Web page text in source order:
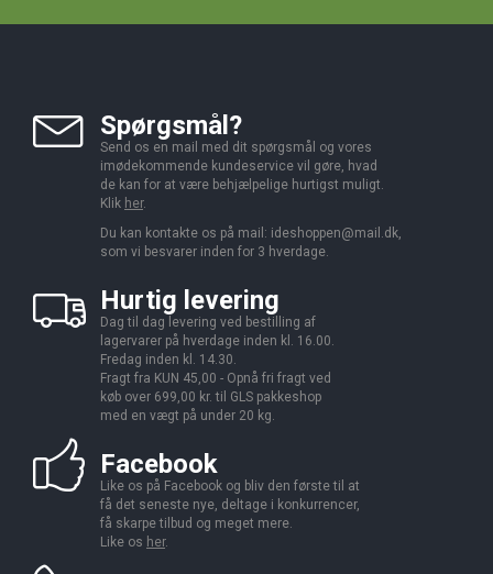
Spørgsmål?
Send os en mail med dit spørgsmål og vores
imødekommende kundeservice vil gøre, hvad
de kan for at være behjælpelige hurtigst muligt.
Klik her.
Du kan kontakte os på mail: ideshoppen@mail.dk,
som vi besvarer inden for 3 hverdage.
Hurtig levering
Dag til dag levering ved bestilling af
lagervarer på hverdage inden kl. 16.00.
Fredag inden kl. 14.30.
Fragt fra KUN 45,00 - Opnå fri fragt ved
køb over 699,00 kr. til GLS pakkeshop
med en vægt på under 20 kg.
Facebook
Like os på Facebook og bliv den første til at
få det seneste nye, deltage i konkurrencer,
få skarpe tilbud og meget mere.
Like os her.